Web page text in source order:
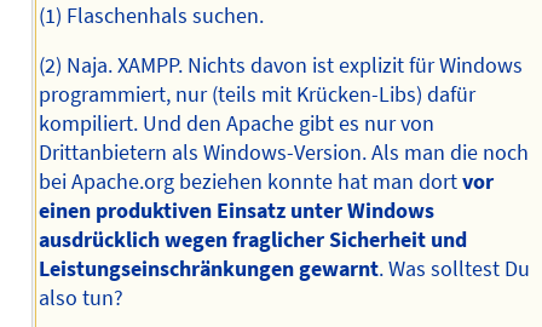
(1) Flaschenhals suchen.
(2) Naja. XAMPP. Nichts davon ist explizit für Windows
programmiert, nur (teils mit Krücken-Libs) dafür
kompiliert. Und den Apache gibt es nur von
Drittanbietern als Windows-Version. Als man die noch
bei Apache.org beziehen konnte hat man dortvor
einen produktiven Einsatz unter Windows
ausdrücklich wegen fraglicher Sicherheit und
Leistungseinschränkungen gewarnt. Was solltest Du
also tun?